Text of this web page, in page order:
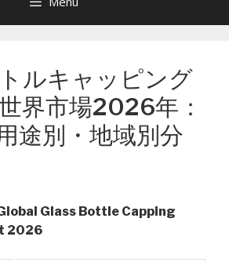
ルキャッピング
界市場2026年：
途別・地域別分
Glass Bottle Capping
2026